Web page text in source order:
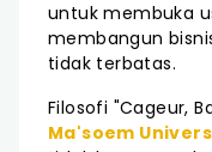
untuk membuka
membangun
tidak terbatas.
Filosofi "Cageur,
Ma'soem